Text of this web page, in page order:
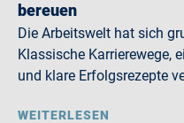
bereuen
Die Arbeitswelt hat sich
Klassische Karrierewege,
und klare Erfolgsrezepte
WEITERLESEN